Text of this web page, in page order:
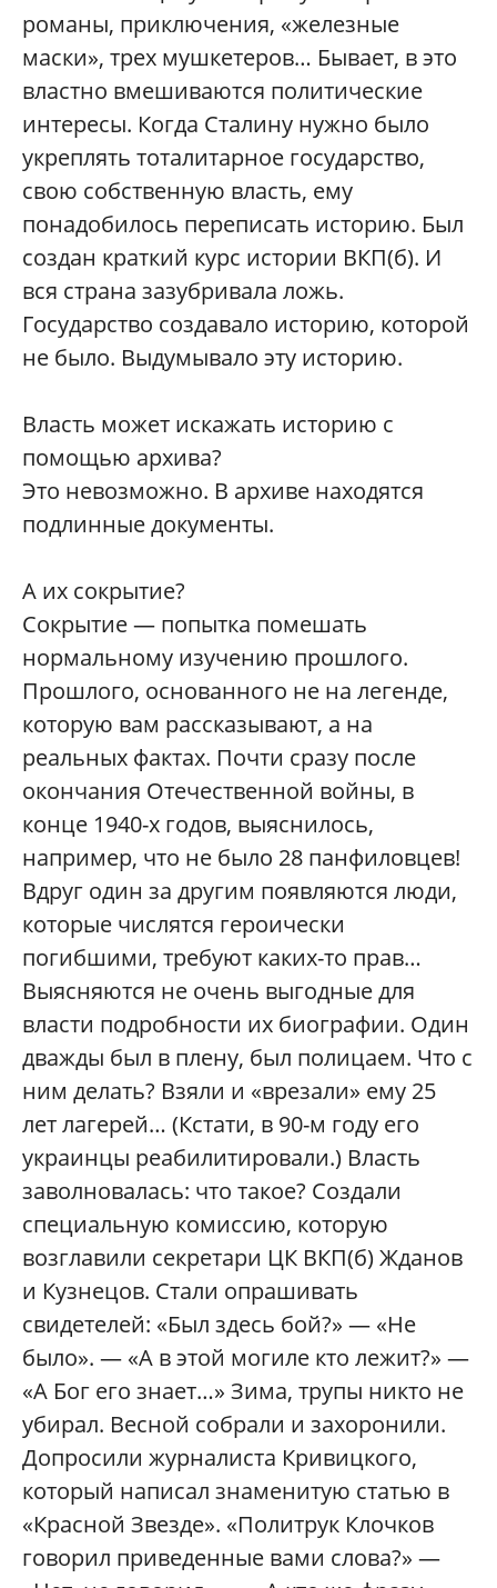
романы, приключения, «железные
маски», трех мушкетеров… Бывает, в это
властно вмешиваются политические
интересы. Когда Сталину нужно было
укреплять тоталитарное государство,
свою собственную власть, ему
понадобилось переписать историю. Был
создан краткий курс истории ВКП(б). И
вся страна зазубривала ложь.
Государство создавало историю, которой
не было. Выдумывало эту историю.
Власть может искажать историю с
помощью архива?
Это невозможно. В архиве находятся
подлинные документы.
А их сокрытие?
Сокрытие — попытка помешать
нормальному изучению прошлого.
Прошлого, основанного не на легенде,
которую вам рассказывают, а на
реальных фактах. Почти сразу после
окончания Отечественной войны, в
конце 1940-х годов, выяснилось,
например, что не было 28 панфиловцев!
Вдруг один за другим появляются люди,
которые числятся героически
погибшими, требуют каких-то прав…
Выясняются не очень выгодные для
власти подробности их биографии. Один
дважды был в плену, был полицаем. Что с
ним делать? Взяли и «врезали» ему 25
лет лагерей… (Кстати, в 90-м году его
украинцы реабилитировали.) Власть
заволновалась: что такое? Создали
специальную комиссию, которую
возглавили секретари ЦК ВКП(б) Жданов
и Кузнецов. Стали опрашивать
свидетелей: «Был здесь бой?» — «Не
было». — «А в этой могиле кто лежит?» —
«А Бог его знает…» Зима, трупы никто не
убирал. Весной собрали и захоронили.
Допросили журналиста Кривицкого,
который написал знаменитую статью в
«Красной Звезде». «Политрук Клочков
говорил приведенные вами слова?» —